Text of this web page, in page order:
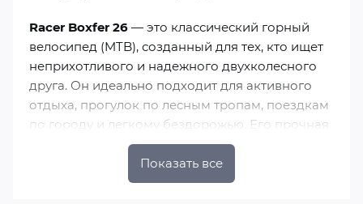
Racer Boxfer 26 — это классический горный
велосипед (MTB), созданный для тех, кто ищет
неприхотливого и надежного двухколесного
друга. Он идеально подходит для активного
отдыха, прогулок по лесным тропам, поездкам
по городу и легкому бездорожью. Его прочная
конструкция и уверенное поведение на дороге
делают его отличным выбором для подростков
и взрослых райдеров.
Показать все